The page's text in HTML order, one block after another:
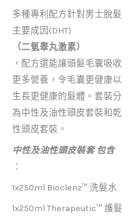
多種專利配方針對男士脫髮
主要成因(DHT)
（二氫睾丸激素）
，配方還能讓頭髮毛囊吸收
更多營養，令毛囊更健康以
生長更健康的髮體。套裝分
為中性及油性頭皮套裝和乾
性頭皮套裝。
中性及油性頭皮裝套 包含
：
1x250ml Bioclenz™ 洗髮水
1x250ml Therapeutic™ 護髮